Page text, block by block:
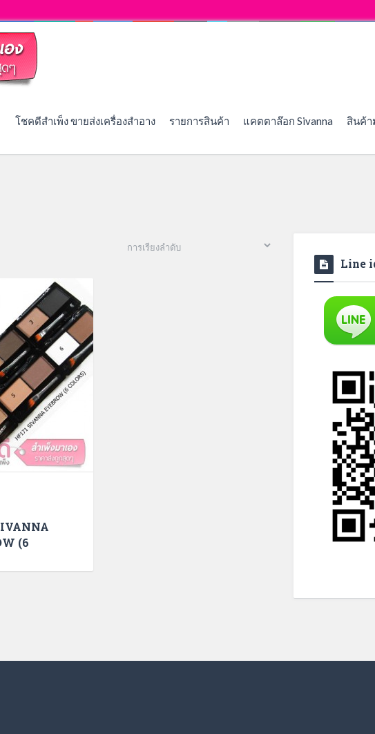
โชคดีสำเพ็ง ขายส่งเครื่องสำอาง รายการสินค้า แคตตาล๊อก Sivanna สินค้า
(6
Line